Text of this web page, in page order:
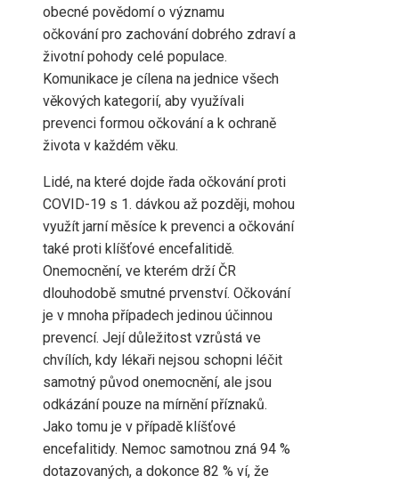
obecné povědomí o významu
očkování pro zachování dobrého zdraví a
životní pohody celé populace.
Komunikace je cílena na jednice všech
věkových kategorií, aby využívali
prevenci formou očkování a k ochraně
života v každém věku.
Lidé, na které dojde řada očkování proti
COVID-19 s 1. dávkou až později, mohou
využít jarní měsíce k prevenci a očkování
také proti klíšťové encefalitidě.
Onemocnění, ve kterém drží ČR
dlouhodobě smutné prvenství. Očkování
je v mnoha případech jedinou účinnou
prevencí. Její důležitost vzrůstá ve
chvílích, kdy lékaři nejsou schopni léčit
samotný původ onemocnění, ale jsou
odkázání pouze na mírnění příznaků.
Jako tomu je v případě klíšťové
encefalitidy. Nemoc samotnou zná 94 %
dotazovaných, a dokonce 82 % ví, že